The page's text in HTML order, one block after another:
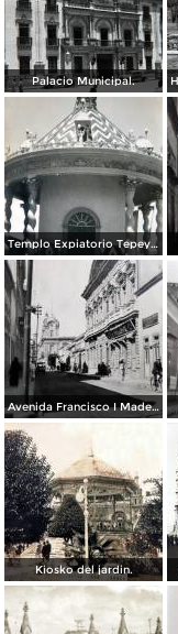
Palacio Municipal.
Templo Expiatorio Tepeyac.
Avenida Francisco I Madero.
Kiosko del jardin.